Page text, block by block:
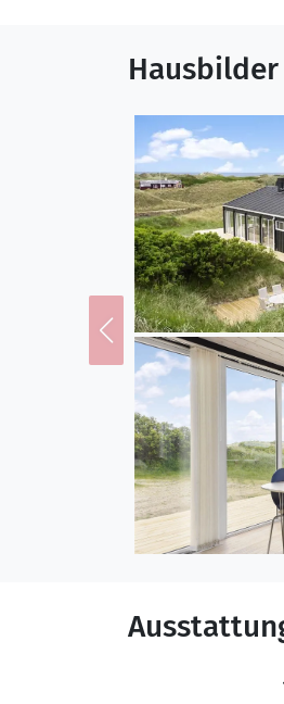
-
Hausbilder